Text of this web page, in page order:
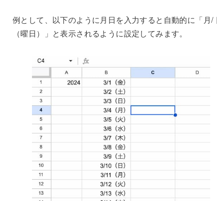
例として、以下のように月日を入力すると自動的に「月/
（曜日）」と表示されるように設定してみます。